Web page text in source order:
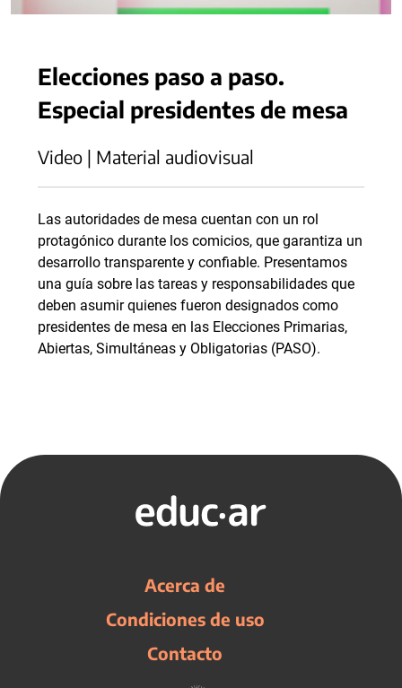
Elecciones paso a paso.
Especial presidentes de mesa
Video | Material audiovisual
Las autoridades de mesa cuentan con un rol
protagónico durante los comicios, que garantiza un
desarrollo transparente y confiable. Presentamos
una guía sobre las tareas y responsabilidades que
deben asumir quienes fueron designados como
presidentes de mesa en las Elecciones Primarias,
Abiertas, Simultáneas y Obligatorias (PASO).
Acerca de
Condiciones de uso
Contacto